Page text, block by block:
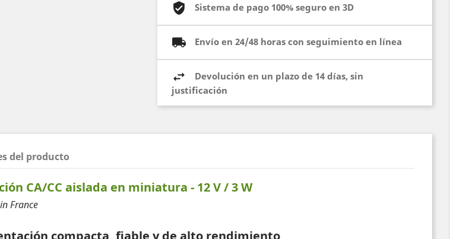
Sistema de pago 100% seguro en 3D
Envío en 24/48 horas con seguimiento en línea
Devolución en un plazo de 14 días, sin
justificación
del producto
CA/CC aislada en miniatura - 12 V / 3 W
France
compacta, fiable y de alto rendimiento